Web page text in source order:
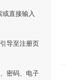
直接输入
导至注册页
密码、电子